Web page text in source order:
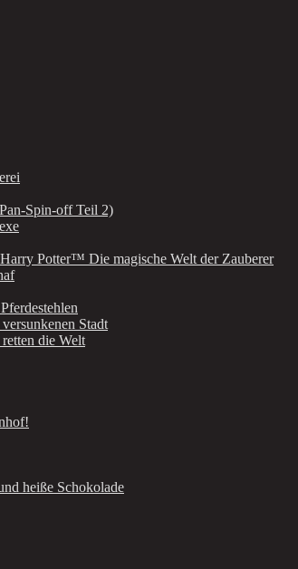
Spin-off Teil 2)
Potter™ Die magische Welt der Zauberer
Stadt
die Welt
heiße Schokolade